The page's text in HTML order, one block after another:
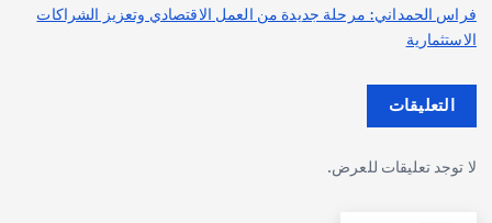
فراس الحمداني: مرحلة جديدة من العمل الاقتصادي وتعزيز الشراكات
الاستثمارية
التعليقات
لا توجد تعليقات للعرض.